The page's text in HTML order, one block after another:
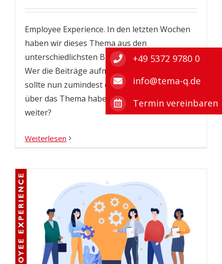
Employee Experience. In den letzten Wochen
haben wir dieses Thema aus den
unterschiedlichsten Blickwinkeln betrachtet.
Wer die Beiträge aufmerksam verfolgt hat,
sollte nun zumindest einen ersten Überblick
über das Thema haben. Doch wie geht es jetzt
weiter?
Weiterlesen
+49 5372 9780 0
info@tema-q.de
Termin vereinbaren